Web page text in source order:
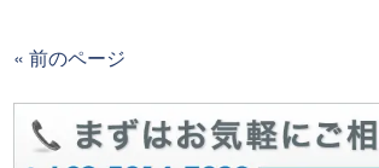
« 前のページ